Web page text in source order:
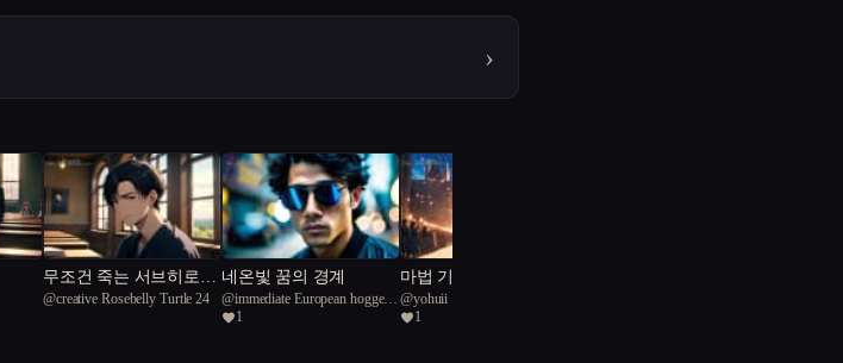
›
무조건 죽는 서브히로인
을 살리는 방법
@creative Rosebelly Turtle 24
네온빛 꿈의 경계
@immediate European hogger
211
마법 기사가 되다
@yohuii
1